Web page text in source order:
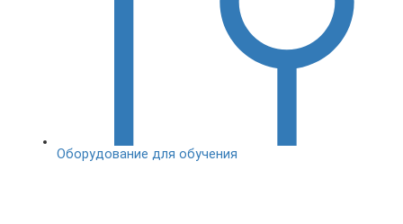
Оборудование для обучения